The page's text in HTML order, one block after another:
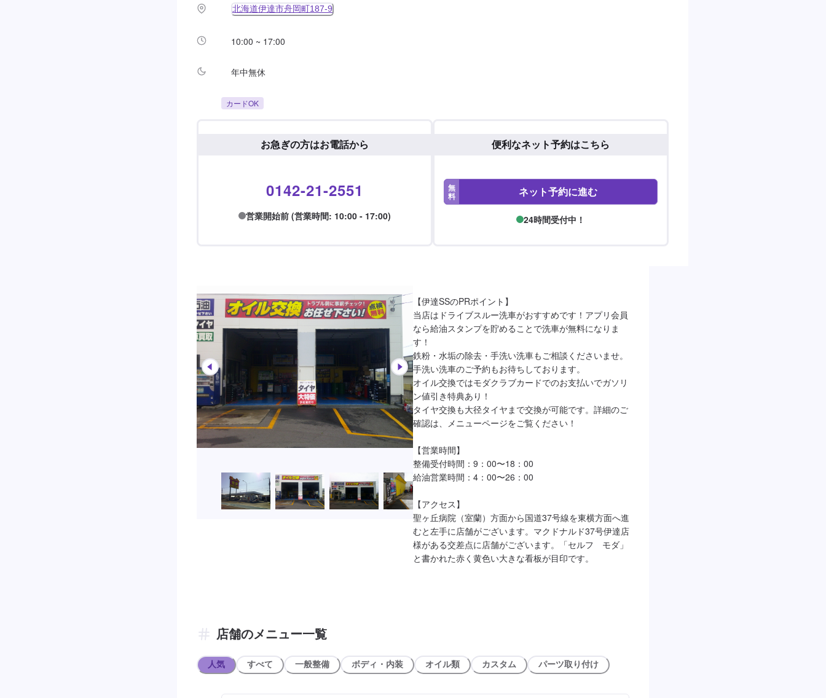
北海道伊達市舟岡町187-9
10:00 ~ 17:00
年中無休
カードOK
便利なネット予約はこちら
無
料 ネット予約に進む
24時間受付中！
お急ぎの方はお電話から
0142-21-2551
営業開始前 (営業時間: 10:00 - 17:00)
【伊達SSのPRポイント】
当店はドライブスルー洗車がおすすめです！アプリ会員
なら給油スタンプを貯めることで洗車が無料になりま
す！
鉄粉・水垢の除去・手洗い洗車もご相談くださいませ。
手洗い洗車のご予約もお待ちしております。
オイル交換ではモダクラブカードでのお支払いでガソリ
ン値引き特典あり！
タイヤ交換も大径タイヤまで交換が可能です。詳細のご
確認は、メニューページをご覧ください！
【営業時間】
整備受付時間：9：00〜18：00
給油営業時間：4：00〜26：00
【アクセス】
聖ヶ丘病院（室蘭）方面から国道37号線を東横方面へ進
むと左手に店舗がございます。マクドナルド37号伊達店
様がある交差点に店舗がございます。「セルフ　モダ」
と書かれた赤く黄色い大きな看板が目印です。
店舗のメニュー一覧
人気 すべて 一般整備 ボディ・内装 オイル類 カスタム パーツ取り付け